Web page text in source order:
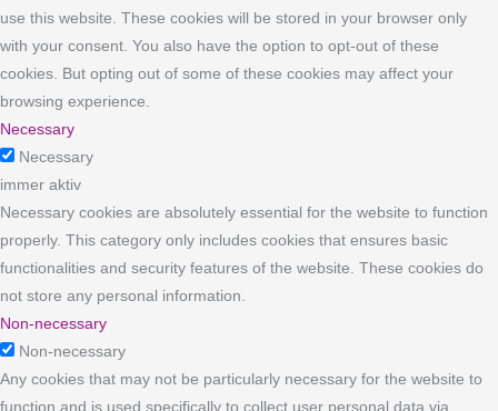
use this website. These cookies will be stored in your browser only
with your consent. You also have the option to opt-out of these
cookies. But opting out of some of these cookies may affect your
browsing experience.
Necessary
Necessary
immer aktiv
Necessary cookies are absolutely essential for the website to function
properly. This category only includes cookies that ensures basic
functionalities and security features of the website. These cookies do
not store any personal information.
Non-necessary
Non-necessary
Any cookies that may not be particularly necessary for the website to
function and is used specifically to collect user personal data via